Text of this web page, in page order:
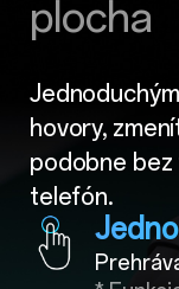
plocha
hovory,
podobne
telefón.